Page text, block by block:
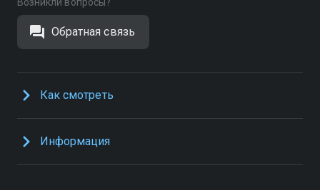
Обратная связь
Как смотреть
Информация